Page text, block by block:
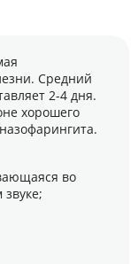
Средний
2-4 дня.
хорошего
во